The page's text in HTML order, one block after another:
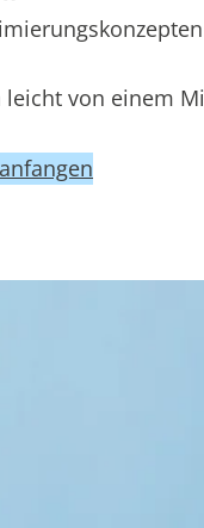
von einem